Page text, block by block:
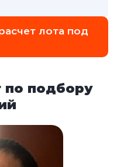
лота под
по подбору